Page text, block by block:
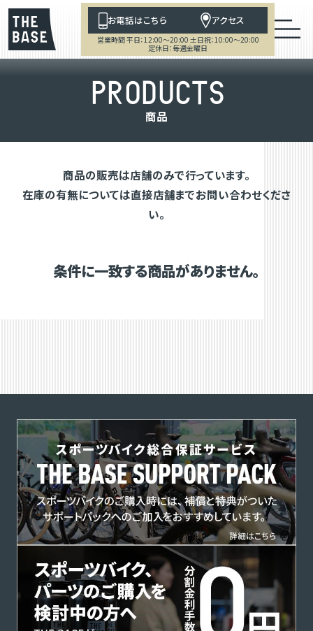
お電話はこちら アクセス
営業時間 平日：12:00～20:00 土日祝：10:00～20:00
定休日：毎週金曜日
PRODUCTS
商品
商品の販売は店舗のみで行っています。
在庫の有無については直接店舗までお問い合わせくださ
い。
条件に一致する商品がありません。